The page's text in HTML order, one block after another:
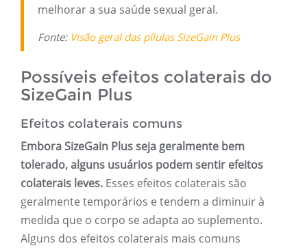
melhorar a sua saúde sexual geral.
Fonte: Visão geral das pílulas SizeGain Plus
Possíveis efeitos colaterais do
SizeGain Plus
Efeitos colaterais comuns
Embora SizeGain Plus seja geralmente bem
tolerado, alguns usuários podem sentir efeitos
colaterais leves. Esses efeitos colaterais são
geralmente temporários e tendem a diminuir à
medida que o corpo se adapta ao suplemento.
Alguns dos efeitos colaterais mais comuns